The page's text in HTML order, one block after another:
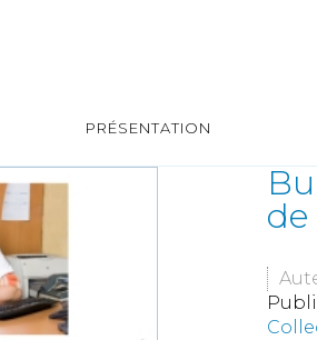
PRÉSENTATION
de